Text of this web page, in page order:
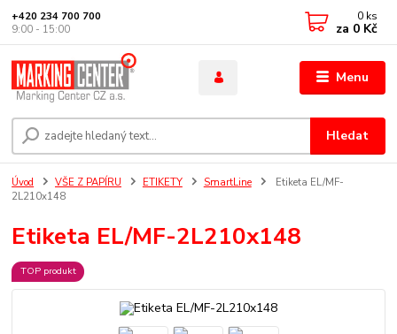
Menu
Hledat
+420 234 700 700
9:00 - 15:00
0 ks
za 0 Kč
Úvod VŠE Z PAPÍRU ETIKETY SmartLine
Etiketa EL/MF-
2L210x148
Etiketa EL/MF-2L210x148
TOP produkt